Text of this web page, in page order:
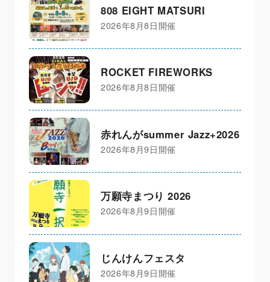
808 EIGHT MATSURI
2026年8月8日開催
ROCKET FIREWORKS
2026年8月8日開催
赤れんがsummer Jazz+2026
2026年8月9日開催
万願寺まつり 2026
2026年8月9日開催
じんけんフェスタ
2026年8月9日開催